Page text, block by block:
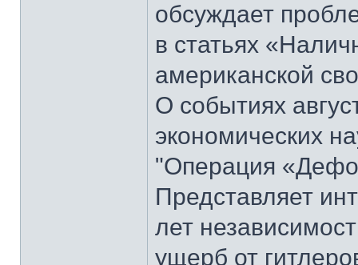
обсуждает
в статьях
американской
О событиях
экономических
"Операция
Представляет
лет
ущерб от